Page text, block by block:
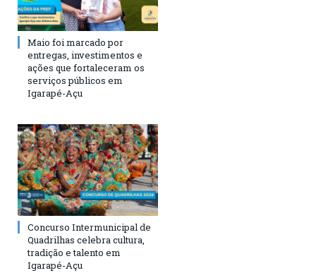
Maio foi marcado por
entregas, investimentos e
ações que fortaleceram os
serviços públicos em
Igarapé-Açu
Concurso Intermunicipal de
Quadrilhas celebra cultura,
tradição e talento em
Igarapé-Açu